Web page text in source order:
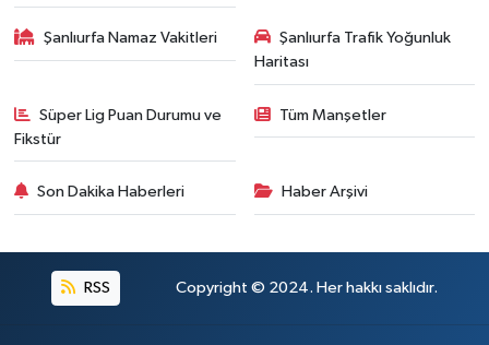
Şanlıurfa Namaz Vakitleri
Şanlıurfa Trafik Yoğunluk
Haritası
Süper Lig Puan Durumu ve
Fikstür
Tüm Manşetler
Son Dakika Haberleri Haber Arşivi
RSS Copyright © 2024. Her hakkı saklıdır.